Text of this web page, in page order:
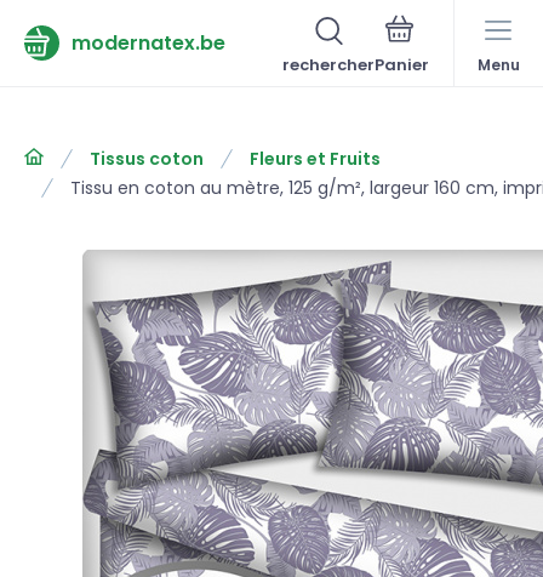
modernatex.be
rechercher Menu
Tissus coton
Fleurs et Fruits
Tissu en coton au mètre, 125 g/m², largeur 160 cm,